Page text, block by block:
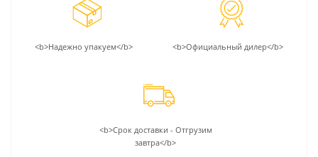
<b>Надежно упакуем</b> <b>Официальный дилер</b>
<b>Срок доставки - Отгрузим
завтра</b>